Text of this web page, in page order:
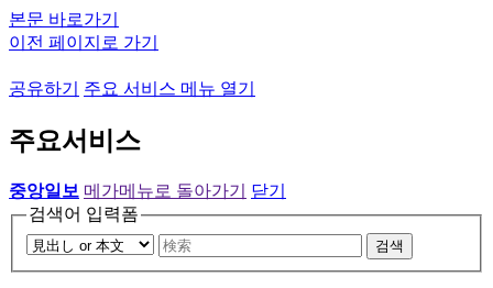
본문 바로가기
이전 페이지로 가기
공유하기 주요 서비스 메뉴 열기
주요서비스
중앙일보 메가메뉴로 돌아가기
닫기
검색어 입력폼
검색